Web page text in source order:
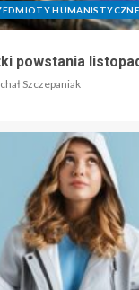
HUMANISTYCZNE
powstania
Szczepaniak